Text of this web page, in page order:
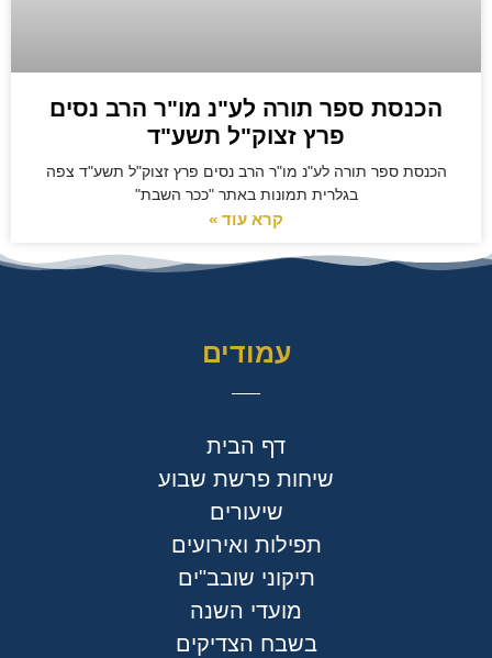
הכנסת ספר תורה לע"נ מו"ר הרב נסים
פרץ זצוק"ל תשע"ד
הכנסת ספר תורה לע"נ מו"ר הרב נסים פרץ זצוק"ל תשע"ד צפה
בגלרית תמונות באתר "ככר השבת"
קרא עוד »
עמודים
דף הבית
שיחות פרשת שבוע
שיעורים
תפילות ואירועים
תיקוני שובב"ים
מועדי השנה
בשבח הצדיקים